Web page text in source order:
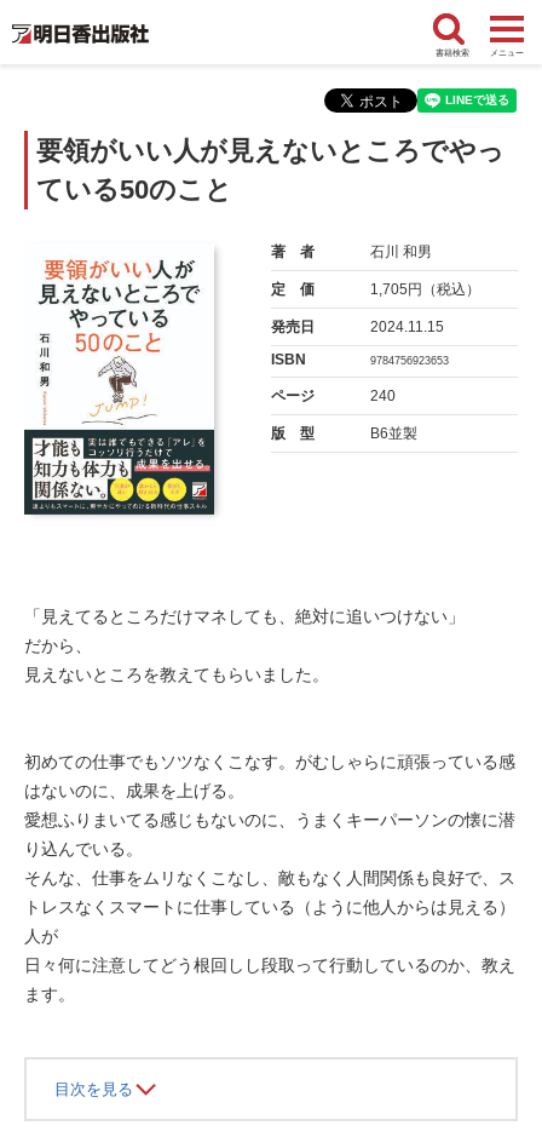
書籍検索 メニュー
要領がいい人が見えないところでやっ
ている50のこと
著 者 石川 和男
定 価 1,705円（税込）
発売日
2024.11.15
ISBN
9784756923653
ページ 240
版 型 B6並製
「見えてるところだけマネしても、絶対に追いつけない」
だから、
見えないところを教えてもらいました。
初めての仕事でもソツなくこなす。がむしゃらに頑張っている感
はないのに、成果を上げる。
愛想ふりまいてる感じもないのに、うまくキーパーソンの懐に潜
り込んでいる。
そんな、仕事をムリなくこなし、敵もなく人間関係も良好で、ス
トレスなくスマートに仕事している（ように他人からは見える）
人が
日々何に注意してどう根回しし段取って行動しているのか、教え
ます。
目次を見る